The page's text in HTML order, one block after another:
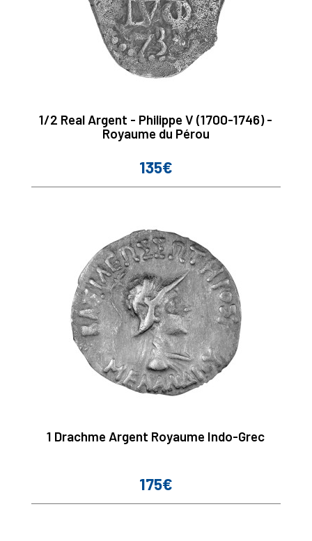
1/2 Real Argent - Philippe V (1700-1746) -
Royaume du Pérou
Prix
135€
1 Drachme Argent Royaume Indo-Grec
Prix
175€